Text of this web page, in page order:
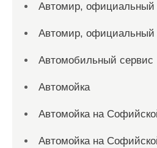
Автомир, официальный
Автомир, официальный
Автомобильный сервис
Автомойка
Автомойка на
Автомойка на